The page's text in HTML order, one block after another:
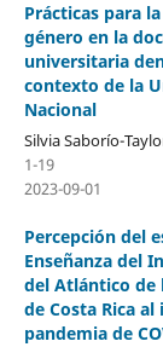
Prácticas para
género en la
universitaria
contexto de la
Nacional
Silvia Saborío-
1-19
2023-09-01
Percepción del
Enseñanza del
del Atlántico de
de Costa Rica al
pandemia de